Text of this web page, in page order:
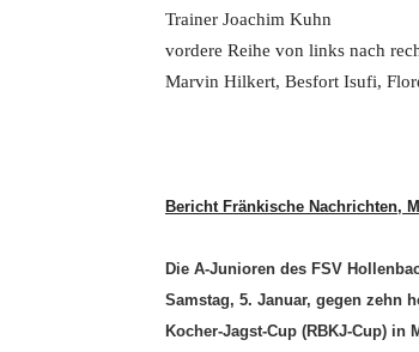
Trainer Joachim Kuhn
vordere Reihe von links nach
Marvin Hilkert, Besfort Isufi,
Bericht Fränkische Nachrichten,
Die A-Junioren des FSV
Samstag, 5. Januar, gegen zehn
Kocher-Jagst-Cup (RBKJ-Cup)